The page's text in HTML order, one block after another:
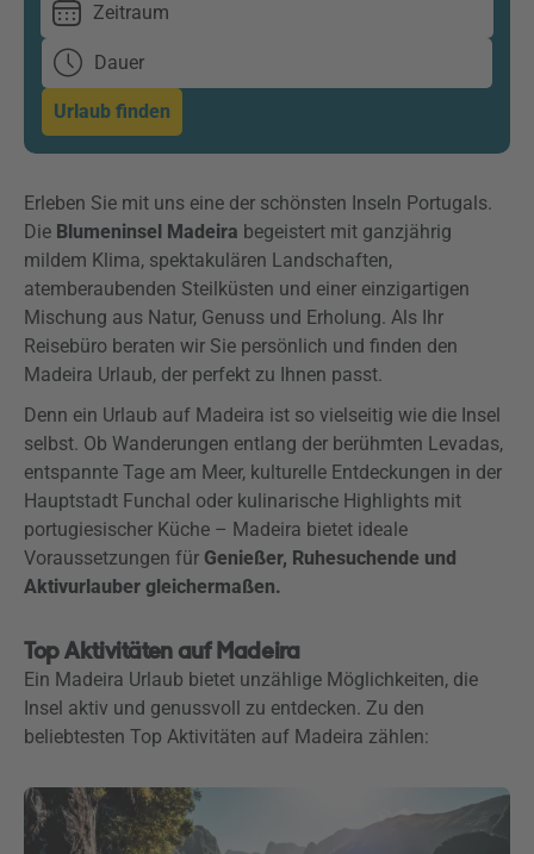
Zeitraum
Dauer
Urlaub finden
Erleben Sie mit uns eine der schönsten Inseln Portugals.
Die Blumeninsel Madeira begeistert mit ganzjährig
mildem Klima, spektakulären Landschaften,
atemberaubenden Steilküsten und einer einzigartigen
Mischung aus Natur, Genuss und Erholung. Als Ihr
Reisebüro beraten wir Sie persönlich und finden den
Madeira Urlaub, der perfekt zu Ihnen passt.
Denn ein Urlaub auf Madeira ist so vielseitig wie die Insel
selbst. Ob Wanderungen entlang der berühmten Levadas,
entspannte Tage am Meer, kulturelle Entdeckungen in der
Hauptstadt Funchal oder kulinarische Highlights mit
portugiesischer Küche – Madeira bietet ideale
Voraussetzungen für Genießer, Ruhesuchende und
Aktivurlauber gleichermaßen.
Top Aktivitäten auf Madeira
Ein Madeira Urlaub bietet unzählige Möglichkeiten, die
Insel aktiv und genussvoll zu entdecken. Zu den
beliebtesten Top Aktivitäten auf Madeira zählen: